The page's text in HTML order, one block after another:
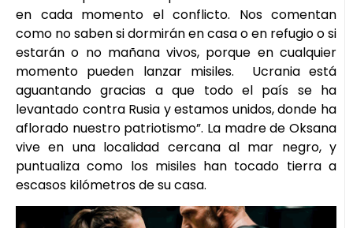
en cada momento el conflicto. Nos comentan
como no saben si dormirán en casa o en refugio o si
estarán o no mañana vivos, porque en cualquier
momento pueden lanzar misiles. Ucrania está
aguantando gracias a que todo el país se ha
levantado contra Rusia y estamos unidos, donde ha
aflorado nuestro patriotismo”. La madre de Oksana
vive en una localidad cercana al mar negro, y
puntualiza como los misiles han tocado tierra a
escasos kilómetros de su casa.